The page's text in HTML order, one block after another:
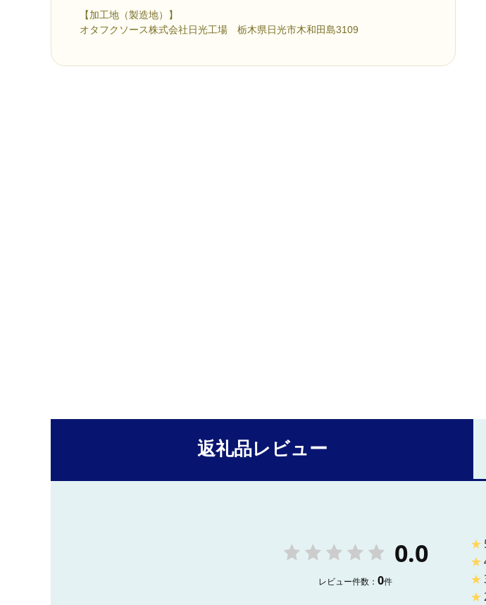
【加工地（製造地）】
オタフクソース株式会社日光工場 栃木県日光市木和田島3109
返礼品レビュー
0.0
レビュー件数： 0件
★
★
★
★